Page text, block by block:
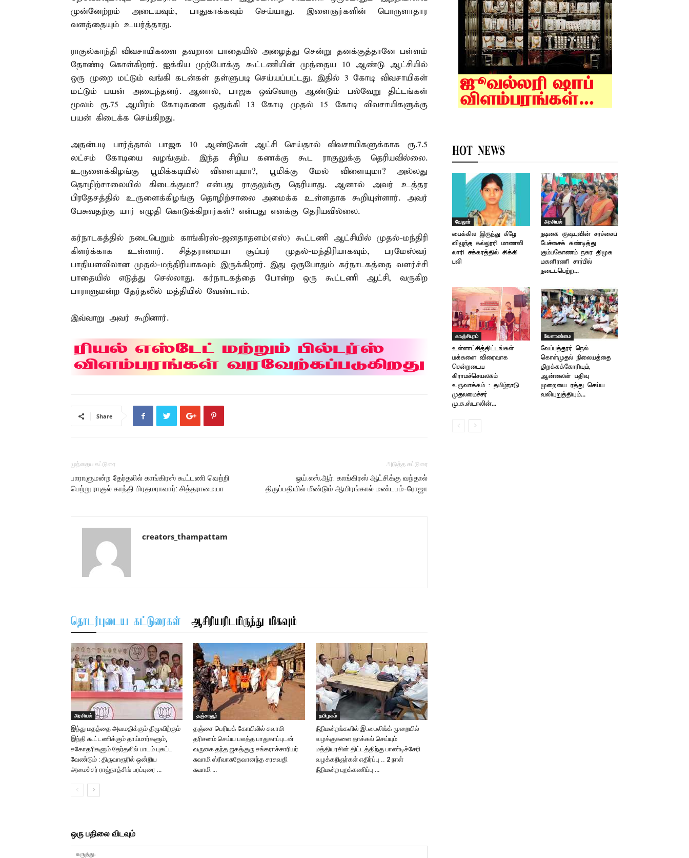
முன்னேற்றம் அடையவும், பாதுகாக்கவும் செய்யாது. இளைஞர்களின் பொருளாதார
வளத்தையும் உயர்த்தாது.
ராகுல்காந்தி விவசாயிகளை தவறான பாதையில் அழைத்து சென்று தனக்குத்தானே பள்ளம்
தோண்டி கொள்கிறார். ஐக்கிய முற்போக்கு கூட்டணியின் முந்தைய 10 ஆண்டு ஆட்சியில்
ஒரு முறை மட்டும் வங்கி கடன்கள் தள்ளுபடி செய்யப்பட்டது. இதில் 3 கோடி விவசாயிகள்
மட்டும் பயன் அடைந்தனர். ஆனால், பாஜக ஒவ்வொரு ஆண்டும் பல்வேறு திட்டங்கள்
மூலம் ரூ.75 ஆயிரம் கோடிகளை ஒதுக்கி 13 கோடி முதல் 15 கோடி விவசாயிகளுக்கு
பயன் கிடைக்க செய்கிறது.
அதன்படி பார்த்தால் பாஜக 10 ஆண்டுகள் ஆட்சி செய்தால் விவசாயிகளுக்காக ரூ.7.5
லட்சம் கோடியை வழங்கும். இந்த சிறிய கணக்கு கூட ராகுலுக்கு தெரியவில்லை.
உருளைக்கிழங்கு பூமிக்கடியில் விளையுமா?, பூமிக்கு மேல் விளையுமா? அல்லது
தொழிற்சாலையில் கிடைக்குமா? என்பது ராகுலுக்கு தெரியாது. ஆனால் அவர் உத்தர
பிரதேசத்தில் உருளைக்கிழங்கு தொழிற்சாலை அமைக்க உள்ளதாக கூறியுள்ளார். அவர்
பேசுவதற்கு யார் எழுதி கொடுக்கிறார்கள்? என்பது எனக்கு தெரியவில்லை.
கர்நாடகத்தில் நடைபெறும் காங்கிரஸ்-ஜனதாதளம்(எஸ்) கூட்டணி ஆட்சியில் முதல்-மந்திரி
கிளர்க்காக உள்ளார். சித்தராமையா சூப்பர் முதல்-மந்திரியாகவும், பரமேஸ்வர்
பாதியளவிலான முதல்-மந்திரியாகவும் இருக்கிறார். இது ஒருபோதும் கர்நாடகத்தை வளர்ச்சி
பாதையில் எடுத்து செல்லாது. கர்நாடகத்தை போன்ற ஒரு கூட்டணி ஆட்சி, வருகிற
பாராளுமன்ற தேர்தலில் மத்தியில் வேண்டாம்.
இவ்வாறு அவர் கூறினார்.
Share
முந்தைய கட்டுரை
பாராளுமன்ற தேர்தலில் காங்கிரஸ் கூட்டணி வெற்றி
பெற்று ராகுல் காந்தி பிரதமராவார்: சித்தராமையா
அடுத்த கட்டுரை
ஒய்.எஸ்.ஆர். காங்கிரஸ் ஆட்சிக்கு வந்தால்
திருப்பதியில் மீண்டும் ஆயிரங்கால் மண்டபம்-ரோஜா
creators_thampattam
தொடர்புடைய கட்டுரைகள் ஆசிரியரிடமிருந்து மிகவும்
அரசியல்
இந்து மதத்தை அவமதிக்கும் திமுவிற்கும்
இந்தி கூட்டணிக்கும் தாய்மார்களும்,
சகோதரிகளும் தேர்தலில் பாடம் புகட்ட
வேண்டும் : திருவாரூரில் ஒன்றிய
அமைச்சர் ராஜ்நாத்சிங் பரப்புரை …
தஞ்சாவூர்
தஞ்சை பெரியக் கோயிலில் சுவாமி
தரிசனம் செய்ய பலத்த பாதுகாப்புடன்
வருகை தந்த ஜகத்குரு சங்கராச்சாரியர்
சுவாமி ஸ்ரீவாசுதேவானந்த சரசுவதி
சுவாமி …
தமிழகம்
நீதிமன்றங்களில் இ.பைலிங்க் முறையில்
வழக்குகளை தாக்கல் செய்யும்
மத்தியரசின் திட்டத்திற்கு பாண்டிச்சேரி
வழக்கறிஞர்கள் எதிர்ப்பு .. 2 நாள்
நீதிமன்ற புறக்கணிப்பு …
ஒரு பதிலை விடவும்
HOT NEWS
வேலூர்
பைக்கில் இருந்து கீழே
விழுந்த கல்லூரி மாணவி
லாரி சக்கரத்தில் சிக்கி
பலி
அரசியல்
நடிகை குஷ்புவின் சர்ச்சைப்
பேச்சைக் கண்டித்து
கும்பகோணம் நகர திமுக
மகளிரணி சார்பில்
நடைப்பெற்ற...
காஞ்சிபுரம்
உள்ளாட்சித்திட்டங்கள்
மக்களை விரைவாக
சென்றடைய
கிராமச்செயலகம்
உருவாக்கம் : தமிழ்நாடு
முதலமைச்சர்
மு.க.ஸ்டாலின்...
வேளாண்மை
வேப்பத்தூர் நெல்
கொள்முதல் நிலையத்தை
திறக்கக்கோரியும்,
ஆன்லைன் பதிவு
முறையை ரத்து செய்ய
வலியுறுத்தியும்...